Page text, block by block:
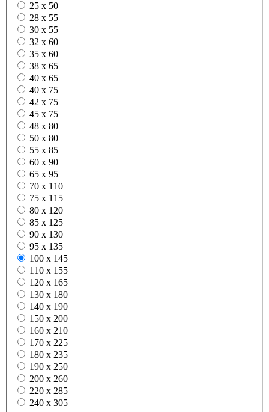
25 x 50
28 x 55
30 x 55
32 x 60
35 x 60
38 x 65
40 x 65
40 x 75
42 x 75
45 x 75
48 x 80
50 x 80
55 x 85
60 x 90
65 x 95
70 x 110
75 x 115
80 x 120
85 x 125
90 x 130
95 x 135
100 x 145
110 x 155
120 x 165
130 x 180
140 x 190
150 x 200
160 x 210
170 x 225
180 x 235
190 x 250
200 x 260
220 x 285
240 x 305